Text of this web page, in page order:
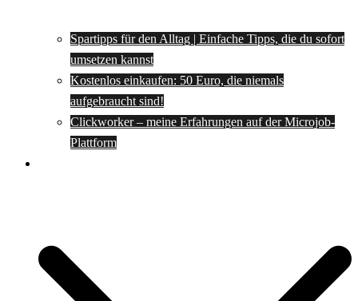
Spartipps für den Alltag | Einfache Tipps, die du sofort
umsetzen kannst
Kostenlos einkaufen: 50 Euro, die niemals
aufgebraucht sind!
Clickworker – meine Erfahrungen auf der Microjob-
Plattform